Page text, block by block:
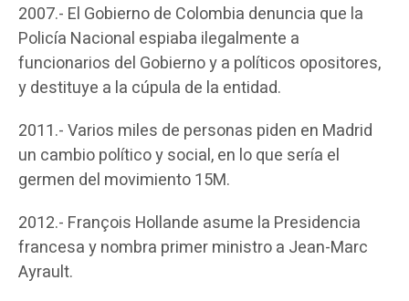
2007.- El Gobierno de Colombia denuncia que la
Policía Nacional espiaba ilegalmente a
funcionarios del Gobierno y a políticos opositores,
y destituye a la cúpula de la entidad.
2011.- Varios miles de personas piden en Madrid
un cambio político y social, en lo que sería el
germen del movimiento 15M.
2012.- François Hollande asume la Presidencia
francesa y nombra primer ministro a Jean-Marc
Ayrault.